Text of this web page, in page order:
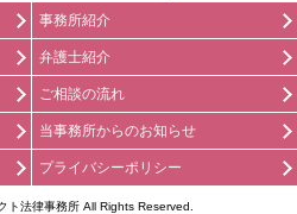
事務所紹介
弁護士紹介
ご相談の流れ
当事務所からのお知らせ
プライバシーポリシー
ト法律事務所 All Rights Reserved.